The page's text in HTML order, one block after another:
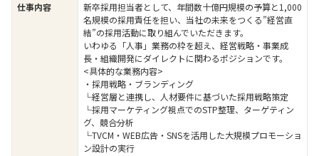
仕事内容
新卒採用担当者として、年間数十億円規模の予算と1,000
名規模の採用責任を担い、当社の未来をつくる”経営直
結”の採用活動に取り組んでいただきます。
いわゆる「人事」業務の枠を超え、経営戦略・事業成
長・組織開発にダイレクトに関わるポジションです。
<具体的な業務内容>
・採用戦略・ブランディング
└経営層と連携し、人材要件に基づいた採用戦略策定
└採用マーケティング視点でのSTP整理、ターゲティン
グ、競合分析
└TVCM・WEB広告・SNSを活用した大規模プロモーショ
ン設計の実行